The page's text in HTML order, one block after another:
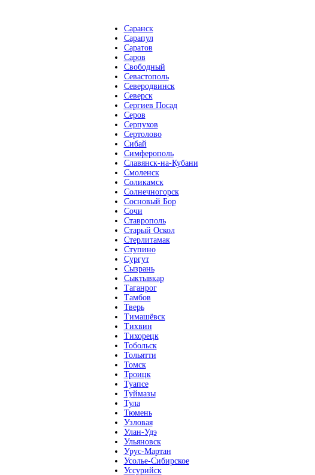
Саранск
Сарапул
Саратов
Саров
Свободный
Севастополь
Северодвинск
Северск
Сергиев Посад
Серов
Серпухов
Сертолово
Сибай
Симферополь
Славянск-на-Кубани
Смоленск
Соликамск
Солнечногорск
Сосновый Бор
Сочи
Ставрополь
Старый Оскол
Стерлитамак
Ступино
Сургут
Сызрань
Сыктывкар
Таганрог
Тамбов
Тверь
Тимашёвск
Тихвин
Тихорецк
Тобольск
Тольятти
Томск
Троицк
Туапсе
Туймазы
Тула
Тюмень
Узловая
Улан-Удэ
Ульяновск
Урус-Мартан
Усолье-Сибирское
Уссурийск